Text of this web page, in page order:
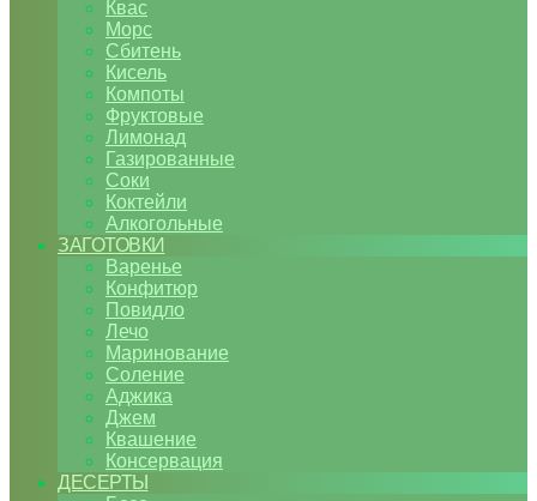
Квас
Морс
Сбитень
Кисель
Компоты
Фруктовые
Лимонад
Газированные
Соки
Коктейли
Алкогольные
ЗАГОТОВКИ
Варенье
Конфитюр
Повидло
Лечо
Маринование
Соление
Аджика
Джем
Квашение
Консервация
ДЕСЕРТЫ